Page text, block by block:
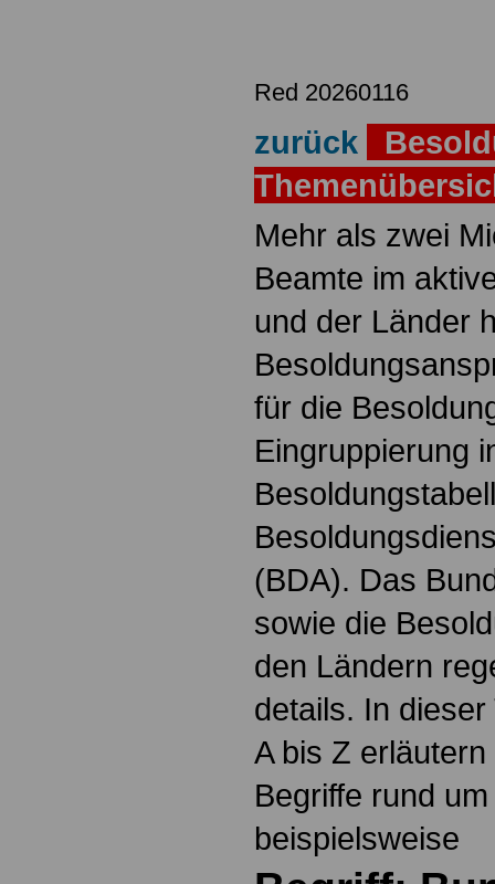
Red 20260116
zurück
Mehr als zwei
Beamte im
und der Länder
für die
Eingruppierung
(BDA). Das
sowie die
den Ländern
details. In
A bis Z
Begriffe rund
beispielsweise